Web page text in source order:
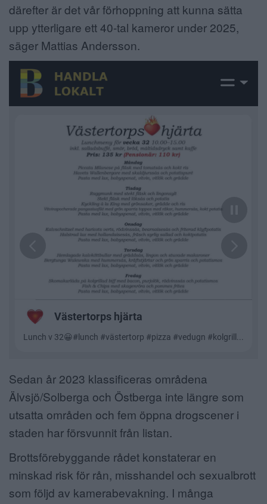
därefter är det vår förhoppning att kunna sätta
upp ytterligare ett 40-tal kameror under 2025,
säger Mattias Andersson.
Sedan år 2023 klassificeras områdena
Älvsjö/Solberga och Östberga inte längre som
utsatta områden och fem öppna drogscener i
staden har försvunnit från listan.
Brottsförebyggande rådet konstaterar en
minskad risk för rån, misshandel och sexualbrott
som följd av kamerabevakning. I många